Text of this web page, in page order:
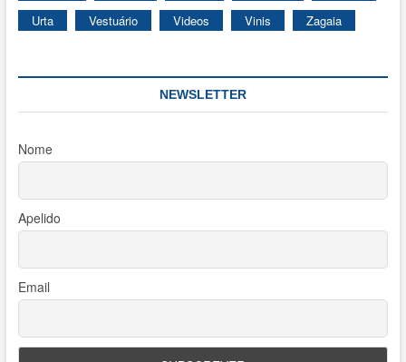
Urta
Vestuário Videos Vinis Zagaia
NEWSLETTER
Nome
Apelido
Email